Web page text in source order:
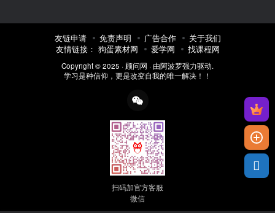
友链申请 免责声明 广告合作
关于我们
友情链接： 狗蛋素材网 爱学网 找课程网
Copyright © 2025 · 顾问网 · 由阿波罗强力驱动.
学习是种信仰，更是改变自我的唯一解决！！
扫码加官方客服
微信